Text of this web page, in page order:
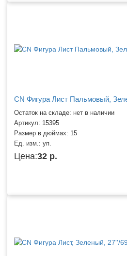
CN Фигура Лист Пальмовый,
Остаток на складе: нет в наличии
Артикул: 15395
Размер в дюймах: 15
Ед. изм.: уп.
Цена:32 р.